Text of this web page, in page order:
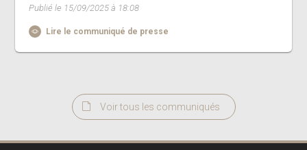
Publié le 15/09/2025 à 18:08
Lire le communiqué de presse
Voir tous les communiqués